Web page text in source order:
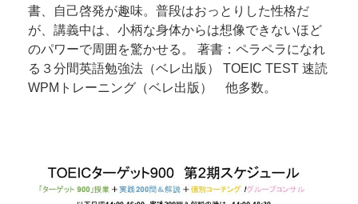
書、自己啓発が趣味。普段はおっとりした性格だ
が、講義中は、小柄な身体からは想像できないほど
のパワーで周囲を驚かせる。 著書：ペラペラになれ
る３分間英語勉強法（ベレ出版） TOEIC TEST 速読
WPMトレーニング（ベレ出版） 他多数。